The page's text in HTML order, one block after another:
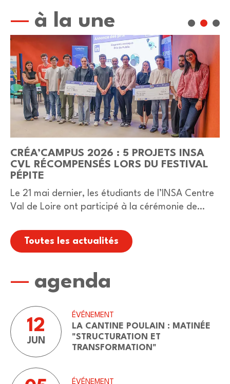
à la une
CRÉA’CAMPUS 2026 : 5 PROJETS INSA
CVL RÉCOMPENSÉS LORS DU FESTIVAL
PÉPITE
Le 21 mai dernier, les étudiants de l’INSA Centre
Val de Loire ont participé à la cérémonie de
Bourges dans le cadre du…
Toutes les actualités
agenda
12
JUN
ÉVÉNEMENT
LA CANTINE POULAIN : MATINÉE
"STRUCTURATION ET
TRANSFORMATION"
ÉVÉNEMENT